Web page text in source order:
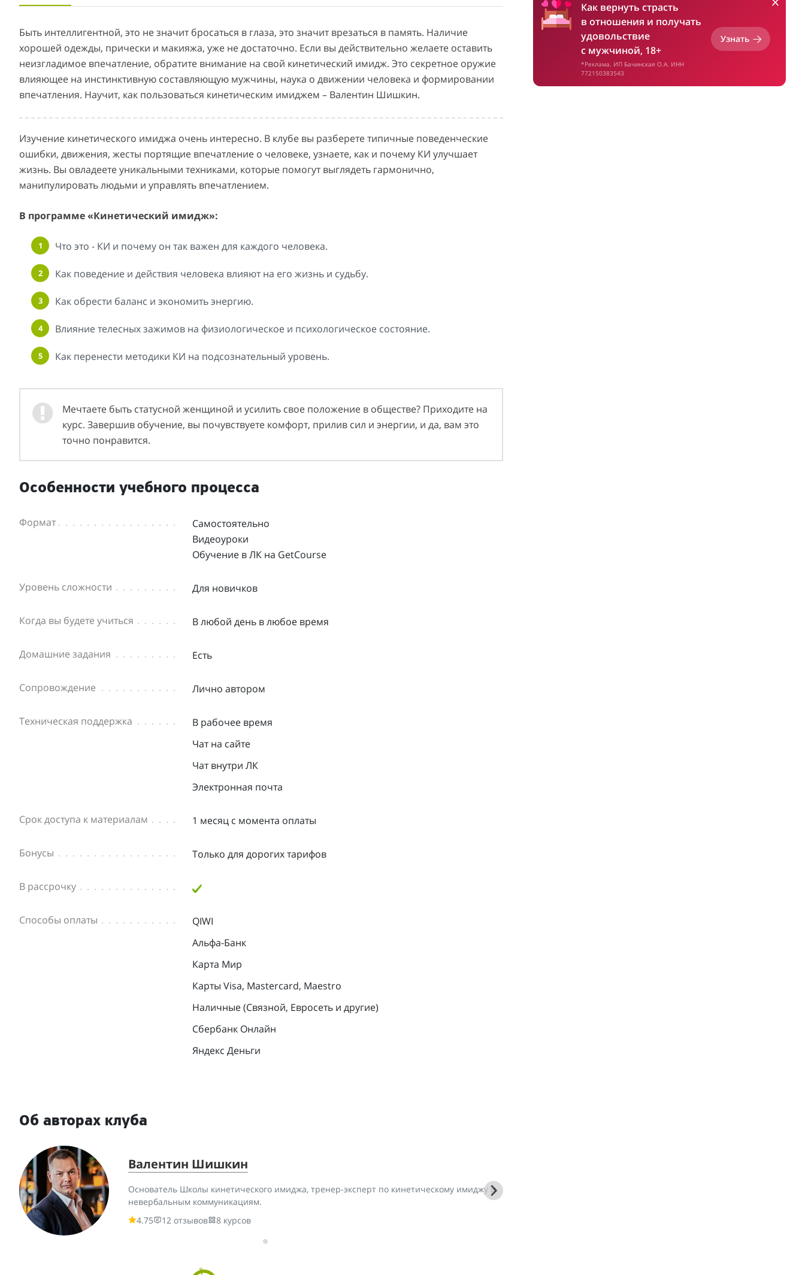
Как вернуть страсть
в отношения и получать
удовольствие
с мужчиной, 18+
*Реклама. ИП Бачинская О.А. ИНН
772150383543
Узнать
Быть интеллигентной, это не значит бросаться в глаза, это значит врезаться в память. Наличие
хорошей одежды, прически и макияжа, уже не достаточно. Если вы действительно желаете оставить
неизгладимое впечатление, обратите внимание на свой кинетический имидж. Это секретное оружие
влияющее на инстинктивную составляющую мужчины, наука о движении человека и формировании
впечатления. Научит, как пользоваться кинетическим имиджем – Валентин Шишкин.
Изучение кинетического имиджа очень интересно. В клубе вы разберете типичные поведенческие
ошибки, движения, жесты портящие впечатление о человеке, узнаете, как и почему КИ улучшает
жизнь. Вы овладеете уникальными техниками, которые помогут выглядеть гармонично,
манипулировать людьми и управлять впечатлением.
В программе «Кинетический имидж»:
Что это - КИ и почему он так важен для каждого человека.
Как поведение и действия человека влияют на его жизнь и судьбу.
Как обрести баланс и экономить энергию.
Влияние телесных зажимов на физиологическое и психологическое состояние.
Как перенести методики КИ на подсознательный уровень.
Мечтаете быть статусной женщиной и усилить свое положение в обществе? Приходите на
курс. Завершив обучение, вы почувствуете комфорт, прилив сил и энергии, и да, вам это
точно понравится.
Особенности учебного процесса
Формат
Самостоятельно
Видеоуроки
Обучение в ЛК на GetCourse
Уровень сложности Для новичков
Когда вы будете учиться В любой день в любое время
Домашние задания Есть
Сопровождение Лично автором
Техническая поддержка
В рабочее время
Чат на сайте
Чат внутри ЛК
Электронная почта
Срок доступа к материалам 1 месяц с момента оплаты
Бонусы Только для дорогих тарифов
В рассрочку
Способы оплаты
QIWI
Альфа-Банк
Карта Мир
Карты Visa, Mastercard, Maestro
Наличные (Связной, Евросеть и другие)
Сбербанк Онлайн
Яндекс Деньги
Об авторах клуба
Валентин Шишкин
Основатель Школы кинетического имиджа, тренер-эксперт по кинетическому имиджу и
невербальным коммуникациям.
4.75
12 отзывов 8 курсов